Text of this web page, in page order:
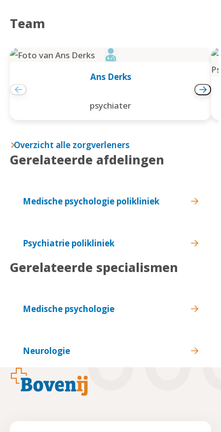
Team
Ans Derks
psychiater
Overzicht alle zorgverleners
Gerelateerde afdelingen
Medische psychologie polikliniek
Psychiatrie polikliniek
Gerelateerde specialismen
Medische psychologie
Neurologie
Footer